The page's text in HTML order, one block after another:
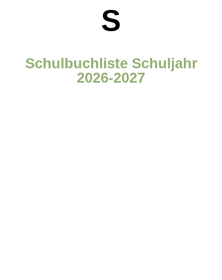
S
Schulbuchliste Schuljahr
2026-2027